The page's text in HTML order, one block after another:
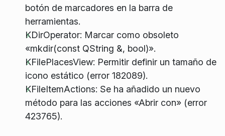
botón de marcadores en la barra de
herramientas.
KDirOperator: Marcar como obsoleto
«mkdir(const QString &, bool)».
KFilePlacesView: Permitir definir un tamaño de
icono estático (error 182089).
KFileItemActions: Se ha añadido un nuevo
método para las acciones «Abrir con» (error
423765).